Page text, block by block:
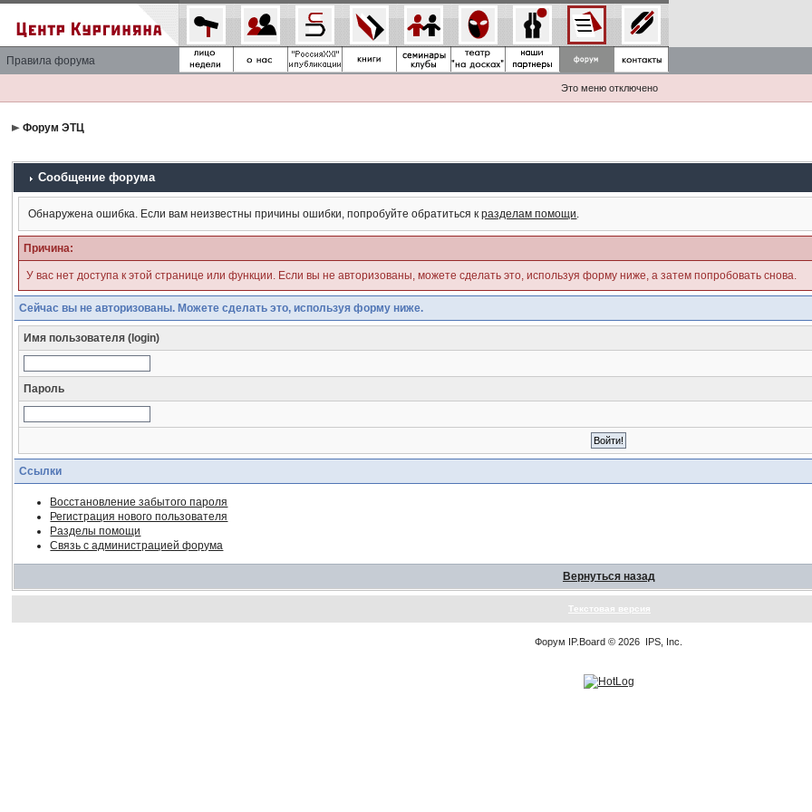
Правила форума
Это меню отключено
Форум ЭТЦ
Сообщение форума
Обнаружена ошибка. Если вам неизвестны причины ошибки, попробуйте обратиться кразделам помощи.
Причина:
У вас нет доступа к этой странице или функции. Если вы не авторизованы, можете сделать это, используя форму ниже, а затем попробовать снова.
Сейчас вы не авторизованы. Можете сделать это, используя форму ниже.
Имя пользователя (login)
Пароль
Ссылки
Восстановление забытого пароля
Регистрация нового пользователя
Разделы помощи
Связь с администрацией форума
Вернуться назад
Текстовая версия
Форум IP.Board © 2026 IPS, Inc